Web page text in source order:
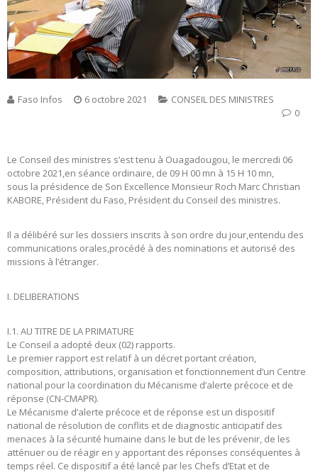
Faso Infos 6 octobre 2021
CONSEIL DES MINISTRES
0
Le Conseil des ministres s’est tenu à Ouagadougou, le mercredi 06
octobre 2021,en séance ordinaire, de 09 H 00 mn à 15 H 10 mn,
sous la présidence de Son Excellence Monsieur Roch Marc Christian
KABORE, Président du Faso, Président du Conseil des ministres.
Il a délibéré sur les dossiers inscrits à son ordre du jour,entendu des
communications orales,procédé à des nominations et autorisé des
missions à l’étranger.
I. DELIBERATIONS
I.1. AU TITRE DE LA PRIMATURE
Le Conseil a adopté deux (02) rapports.
Le premier rapport est relatif à un décret portant création,
composition, attributions, organisation et fonctionnement d’un Centre
national pour la coordination du Mécanisme d’alerte précoce et de
réponse (CN-CMAPR).
Le Mécanisme d’alerte précoce et de réponse est un dispositif
national de résolution de conflits et de diagnostic anticipatif des
menaces à la sécurité humaine dans le but de les prévenir, de les
atténuer ou de réagir en y apportant des réponses conséquentes à
temps réel. Ce dispositif a été lancé par les Chefs d’Etat et de